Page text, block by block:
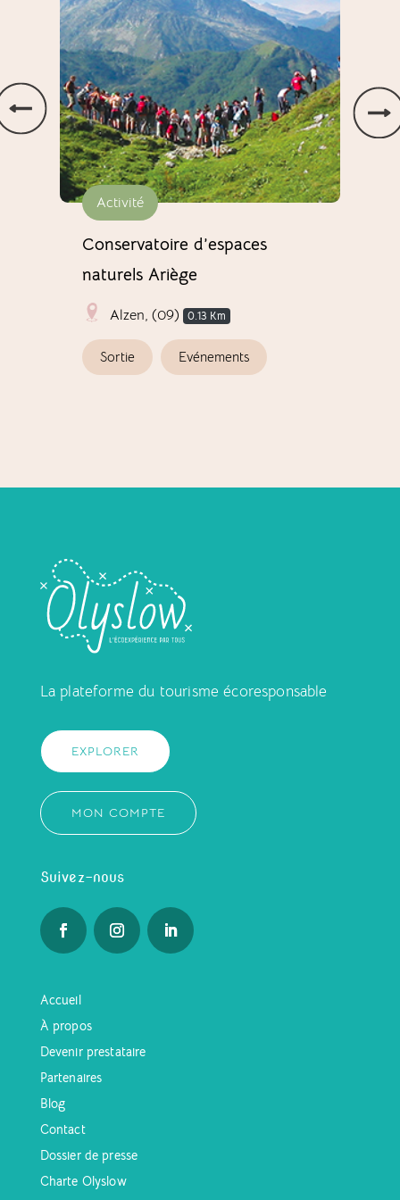
Activité
Conservatoire d’espaces
naturels Ariège
Alzen, (09) 0.13 Km
Sortie Evénements
La plateforme du tourisme écoresponsable
EXPLORER
MON COMPTE
Suivez-nous
Accueil
À propos
Devenir prestataire
Partenaires
Blog
Contact
Dossier de presse
Charte Olyslow